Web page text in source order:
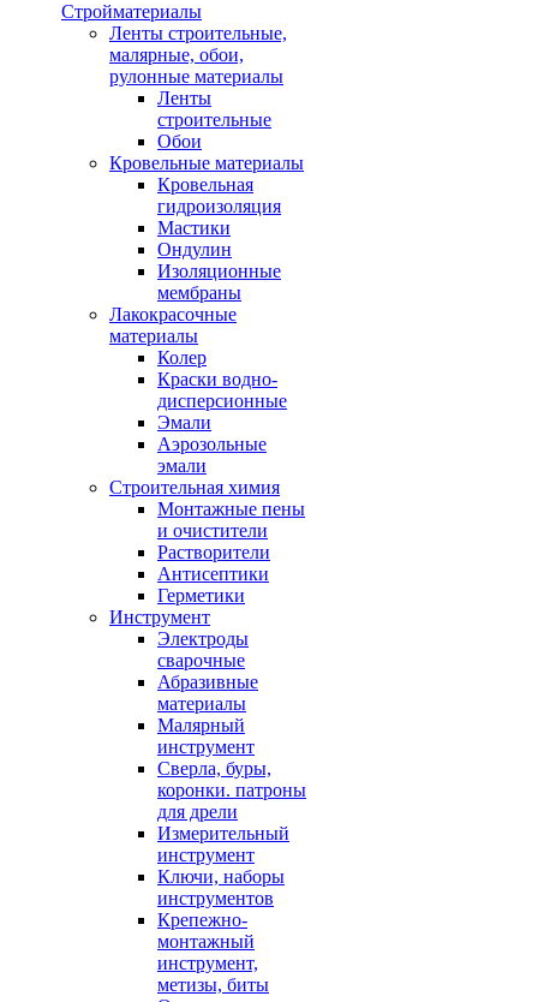
Стройматериалы
Ленты строительные,
малярные, обои,
рулонные материалы
Ленты
строительные
Обои
Кровельные материалы
Кровельная
гидроизоляция
Мастики
Ондулин
Изоляционные
мембраны
Лакокрасочные
материалы
Колер
Краски водно-
дисперсионные
Эмали
Аэрозольные
эмали
Строительная химия
Монтажные пены
и очистители
Растворители
Антисептики
Герметики
Инструмент
Электроды
сварочные
Абразивные
материалы
Малярный
инструмент
Сверла, буры,
коронки. патроны
для дрели
Измерительный
инструмент
Ключи, наборы
инструментов
Крепежно-
монтажный
инструмент,
метизы, биты